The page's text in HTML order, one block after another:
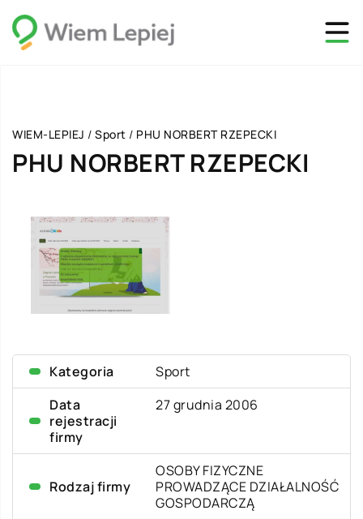
WIEM-LEPIEJ / Sport / PHU NORBERT RZEPECKI
PHU NORBERT RZEPECKI
Kategoria
Sport
Data
rejestracji
firmy
27 grudnia 2006
Rodzaj firmy
OSOBY FIZYCZNE
PROWADZĄCE DZIAŁALNOŚĆ
GOSPODARCZĄ